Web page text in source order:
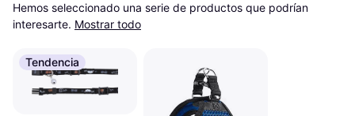
Hemos seleccionado una serie de productos que podrían
interesarte. Mostrar todo
Tendencia